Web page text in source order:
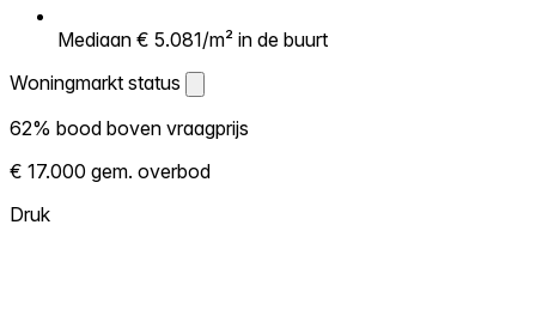
Mediaan € 5.081/m² in de buurt
Woningmarkt status
Woningmarkt status
Laat zien hoe competitief de markt hier is.
Hoe meer woningen boven vraagprijs
verkopen, hoe heter. Heet? Verwacht
62% bood boven vraagprijs
€ 17.000 gem. overbod
Druk